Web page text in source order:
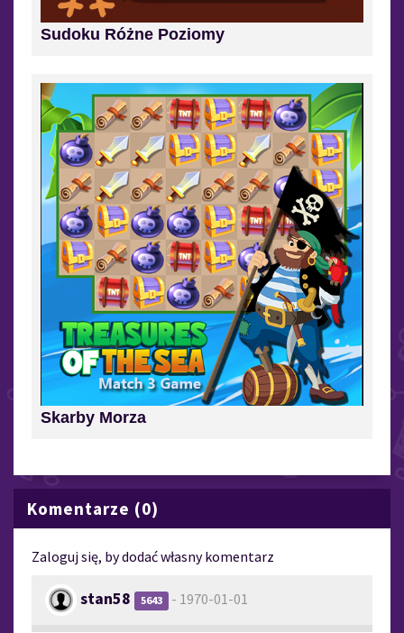
Sudoku Różne Poziomy
Skarby Morza
Komentarze (0)
Zaloguj się, by dodać własny komentarz
stan58 5643 - 1970-01-01